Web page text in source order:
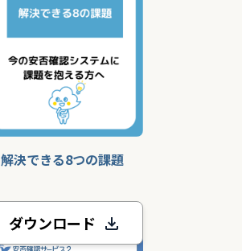
解決できる8つの課題
ダウンロード